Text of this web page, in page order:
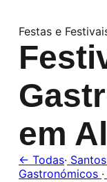
Festas e
em
← Todas·
Gastronómicos ·